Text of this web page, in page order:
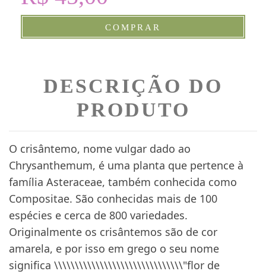
COMPRAR
DESCRIÇÃO DO
PRODUTO
O crisântemo, nome vulgar dado ao
Chrysanthemum, é uma planta que pertence à
família Asteraceae, também conhecida como
Compositae. São conhecidas mais de 100
espécies e cerca de 800 variedades.
Originalmente os crisântemos são de cor
amarela, e por isso em grego o seu nome
significa \\\\\\\\\\\\\\\\\\\\\\\\\\\\\\\"flor de